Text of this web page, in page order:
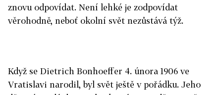
znovu odpovídat. Není lehké je zodpovídat
věrohodně, neboť okolní svět nezůstává týž.
Když se Dietrich Bonhoeffer 4. února 1906 ve
Vratislavi narodil, byl svět ještě v pořádku. Jeho